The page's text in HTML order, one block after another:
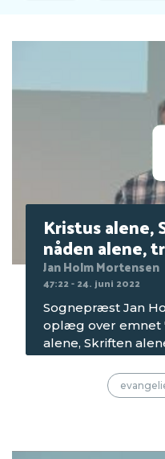
Kristus alene,
nåden alene,
Jan Holm Mortensen
47:22 - 24. juni 2022
Sognepræst Jan
oplæg over emnet
alene, Skriften
fredagen på
blev afholdt på